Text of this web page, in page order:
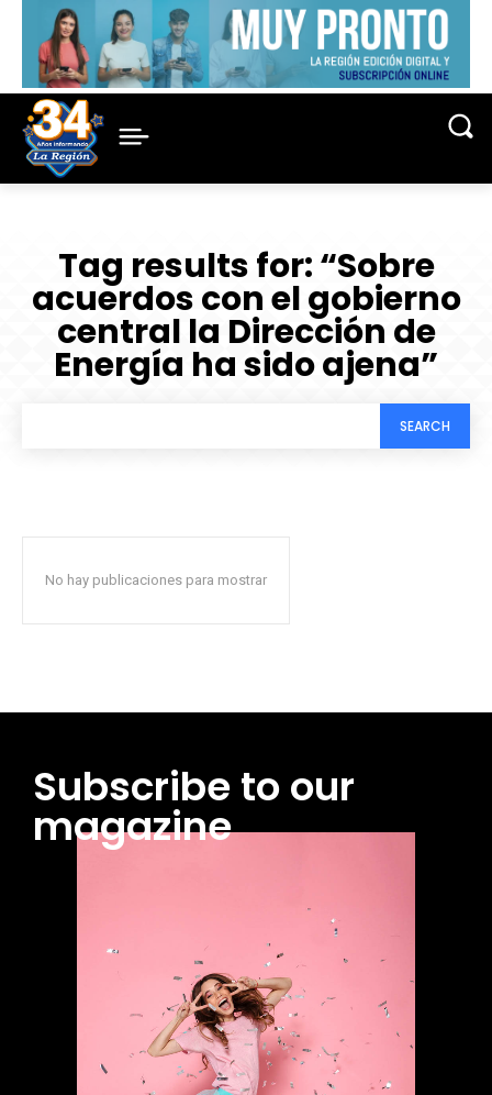
Tag results for:“Sobre
acuerdos con el gobierno
central la Dirección de
Energía ha sido ajena”
SEARCH
No hay publicaciones para mostrar
Subscribe to our
magazine